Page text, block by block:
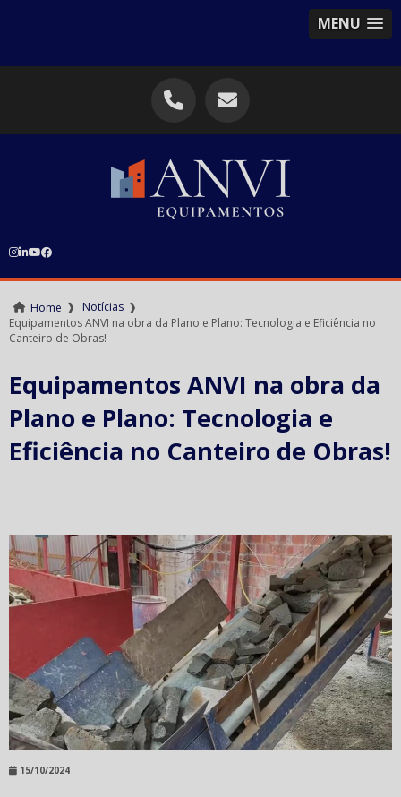
MENU
Home ❱ Notícias ❱
Equipamentos ANVI na obra da Plano e Plano: Tecnologia e Eficiência no
Canteiro de Obras!
Equipamentos ANVI na obra da
Plano e Plano: Tecnologia e
Eficiência no Canteiro de Obras!
15/10/2024